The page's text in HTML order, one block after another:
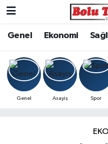
Genel Ekonomi
Genel Asayiş Spor